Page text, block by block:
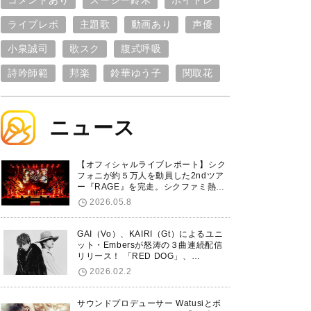
ライブレポ 主題歌 動画あり 声優
小泉誠司 歌スク 腹式呼吸
詩吟師範 邦楽 鈴華ゆう子 関取花
ニュース
【オフィシャルライブレポート】シク
フォニが約５万人を動員した2ndツア
ー『RAGE』を完走。シクファミ熱狂
のKアリーナ横浜ファイナル公演の模
様をお届け！
2026.05.8
GAI（Vo）、KAIRI（Gt）によるユニ
ット・Embersが怒涛の３曲連続配信
リリース！ 「RED DOG」、
「Untitled Hero」に続き、5thシング
ル「De-Marionette」のリリースを発
表！
2026.02.2
サウンドプロデューサー Watusiとボ